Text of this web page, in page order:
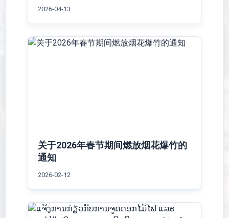
2026-04-13
关于2026年春节期间燃放烟花爆竹的
通知
2026-02-12